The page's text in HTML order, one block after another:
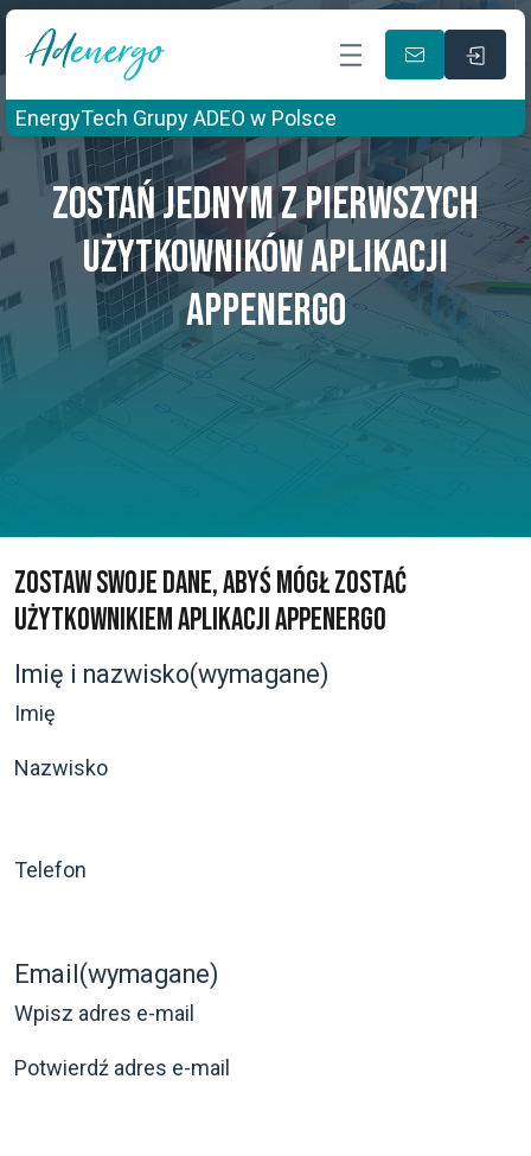
EnergyTech Grupy ADEO w Polsce
ZOSTAŃ JEDNYM Z PIERWSZYCH
UŻYTKOWNIKÓW APLIKACJI
APPENERGO
Zostaw swoje dane, abyś mógł zostać
użytkownikiem aplikacji APPENERGO
Imię i nazwisko(wymagane)
Imię
Nazwisko
Telefon
Email(wymagane)
Wpisz adres e-mail
Potwierdź adres e-mail